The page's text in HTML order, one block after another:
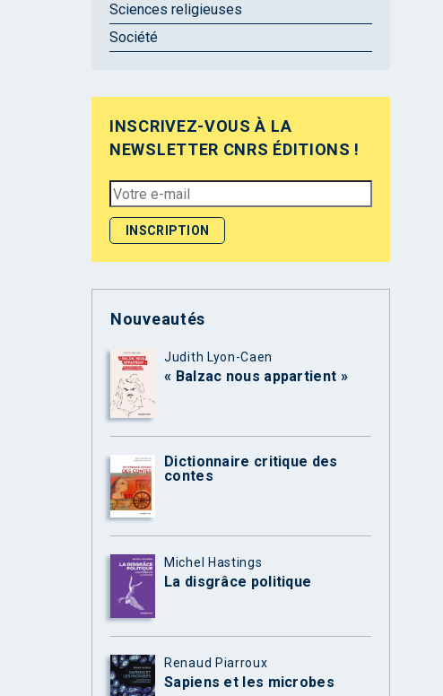
Sciences religieuses
Société
INSCRIVEZ-VOUS À LA
NEWSLETTER CNRS ÉDITIONS !
Nouveautés
Judith Lyon-Caen
« Balzac nous appartient »
Dictionnaire critique des
contes
Michel Hastings
La disgrâce politique
Renaud Piarroux
Sapiens et les microbes